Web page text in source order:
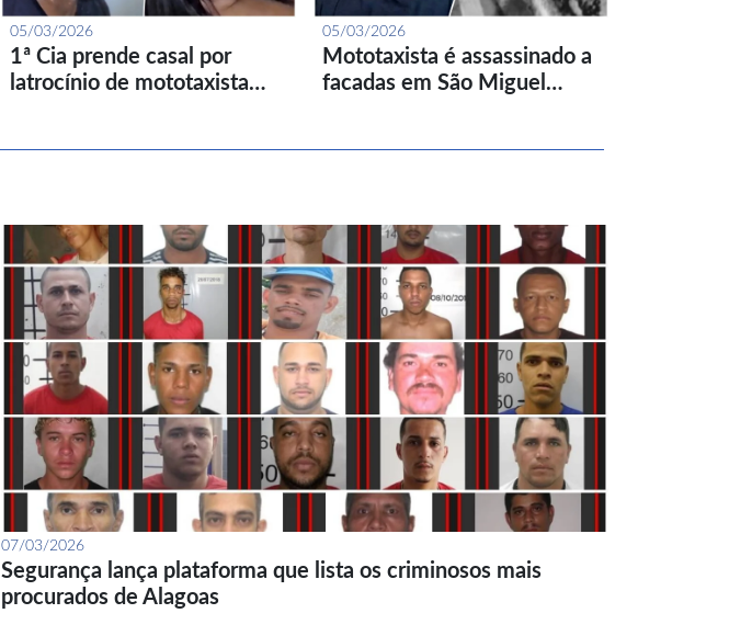
05/03/2026
1ª Cia prende casal por
latrocínio de mototaxista…
05/03/2026
Mototaxista é assassinado a
facadas em São Miguel…
07/03/2026
Segurança lança plataforma que lista os criminosos mais
procurados de Alagoas